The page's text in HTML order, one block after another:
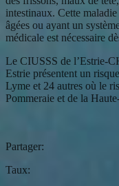
intestinaux. Cette
âgées ou ayant un
médicale est nécessaire
Le CIUSSS de l’Estrie-
Estrie présentent un
Lyme et 24 autres où le
Pommeraie et de la
Partager:
Taux: